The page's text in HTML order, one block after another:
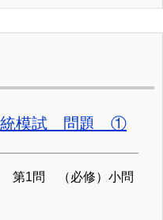
統模試 問題 ①
1問 （必修）小問